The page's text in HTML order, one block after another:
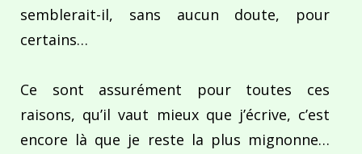
semblerait-il, sans aucun doute, pour
certains…
Ce sont assurément pour toutes ces
raisons, qu’il vaut mieux que j’écrive, c’est
encore là que je reste la plus mignonne…